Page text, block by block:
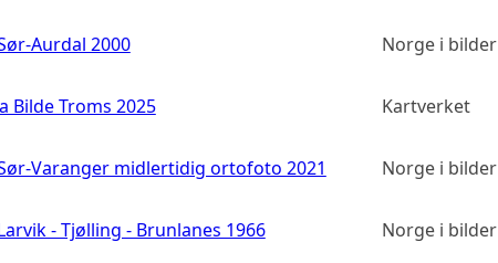
Aurdal 2000 Norge i bilder
Bilde Troms 2025 Kartverket
Varanger midlertidig ortofoto 2021 Norge i bilder
- Tjølling - Brunlanes 1966 Norge i bilder